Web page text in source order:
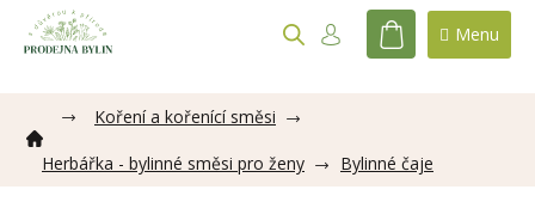
obsah
NÁKUPNÍ
Koření a kořenící směsi
Herbářka - bylinné směsi pro ženy Bylinné čaje